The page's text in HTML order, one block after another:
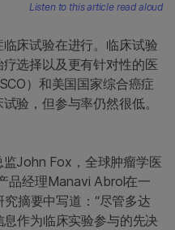
Listen to this article read aloud
床试验在进行。临床试验
选择以及更有针对性的医
）和美国国家综合癌症
验，但参与率仍然很低。
John Fox，全球肿瘤学医
品经理Manavi Abrol在一
摘要中写道：“尽管多达
作为临床实验参与的先决